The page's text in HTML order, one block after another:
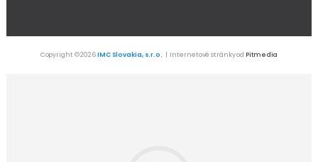
Copyright © 2026IMC Slovakia, s.r.o. | Internetové stránky od Pitmedia